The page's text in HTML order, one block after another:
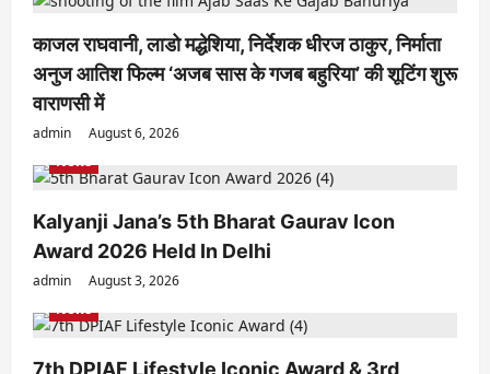
t
i
काजल राघवानी, लाडो मद्धेशिया, निर्देशक धीरज ठाकुर, निर्माता
अनुज आतिश फिल्म ‘अजब सास के गजब बहुरिया’ की शूटिंग शुरू
वाराणसी में
admin
August 6, 2026
News
Kalyanji Jana’s 5th Bharat Gaurav Icon
Award 2026 Held In Delhi
admin
August 3, 2026
News
7th DPIAF Lifestyle Iconic Award & 3rd